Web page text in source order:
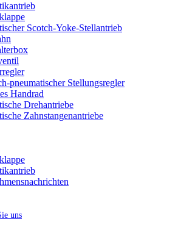
Scotch-Yoke-Stellantrieb
pneumatischer Stellungsregler
Handrad
Drehantriebe
Zahnstangenantriebe
uns